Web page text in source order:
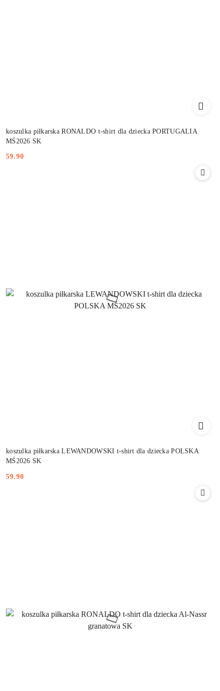
koszulka piłkarska RONALDO t-shirt dla dziecka PORTUGALIA
MŚ2026 SK
59.90
koszulka piłkarska LEWANDOWSKI t-shirt dla dziecka POLSKA
MŚ2026 SK
Cena:
59.90